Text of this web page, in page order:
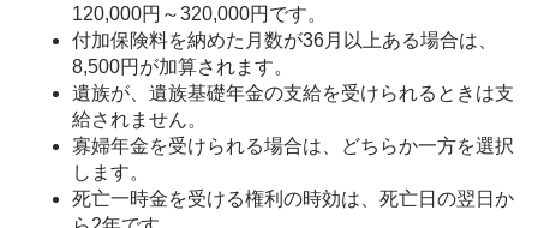
120,000円～320,000円です。
付加保険料を納めた月数が36月以上ある場合は、
8,500円が加算されます。
遺族が、遺族基礎年金の支給を受けられるときは支
給されません。
寡婦年金を受けられる場合は、どちらか一方を選択
します。
死亡一時金を受ける権利の時効は、死亡日の翌日か